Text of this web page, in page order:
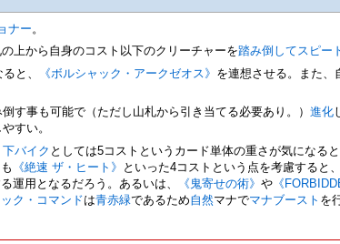
ナー 。
上から自身のコスト以下のクリーチャーを踏み倒してスピー
と、
《ボルシャック・アークゼオス》 を連想させる。また、
す事も可能で（ただし山札から引き当てる必要あり。）進化
すい。
下バイク としては5コストというカード単体の重さが気になると
《絶速 ザ・ヒート》 といった4コストという点を考慮すると
運用となるだろう。あるいは、 《鬼寄せの術》や 《
ク・コマンドは青赤緑であるため自然マナでマナブースト を